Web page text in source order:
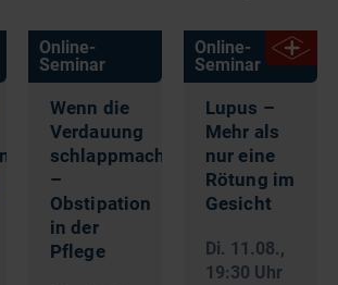
Online-
Seminar
Wenn die
Verdauung
schlappmacht
–
Obstipation
in der
Pflege
Online-
Seminar
Lupus –
Mehr als
nur eine
Rötung im
Gesicht
Di. 11.08.,
19:30 Uhr